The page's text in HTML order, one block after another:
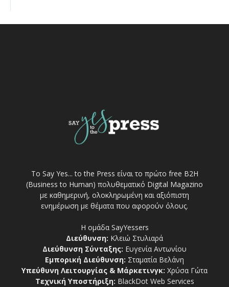
Το Say Yes... to the Press είναι το πρώτο free Β2Η
(Business to Human) πολυθεματικό Digital Magazino
με καθημερινή, ολοκληρωμένη και αξιόπιστη
ενημέρωση με θέματα που αφορούν όλους.
Η ομάδα SayYessers
Διεύθυνση: Κλειώ Στυλιαρά
Διεύθυνση Σύνταξης: Ευγενία Αντωνίου
Εμπορική Διεύθυνση: Σταματία Βελάνη
Υπεύθυνη Λειτουργίας & Μάρκετινγκ: Χρύσα Γώτα
Τεχνική Υποστήριξη: BlackDot Web Services